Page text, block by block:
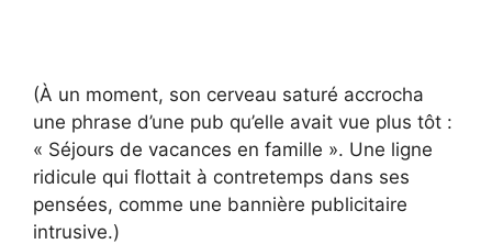
(À un moment, son cerveau saturé accrocha
une phrase d’une pub qu’elle avait vue plus tôt :
« Séjours de vacances en famille ». Une ligne
ridicule qui flottait à contretemps dans ses
pensées, comme une bannière publicitaire
intrusive.)